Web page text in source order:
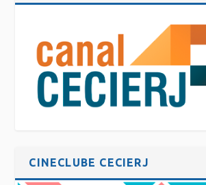
CINECLUBE CECIERJ